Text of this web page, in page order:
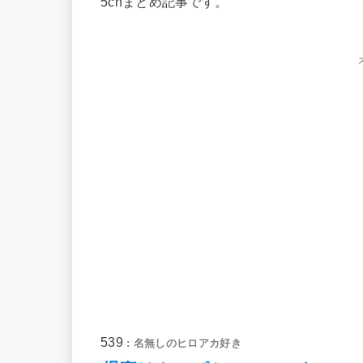
539 : 名無しのヒロアカ好き